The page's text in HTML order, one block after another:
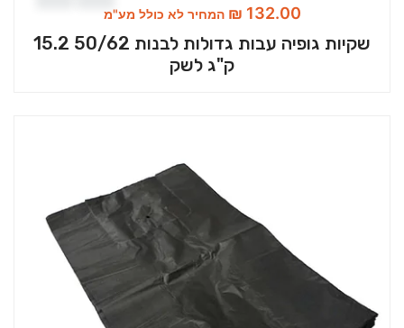
₪ 132.00 המחיר לא כולל מע"מ
שקיות גופיה עבות גדולות לבנות 50/62 15.2
ק"ג לשק